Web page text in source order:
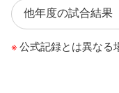
公式記録とは異なる